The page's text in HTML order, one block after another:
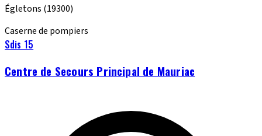
Égletons (19300)
Caserne de pompiers
Sdis 15
Centre de Secours Principal de Mauriac